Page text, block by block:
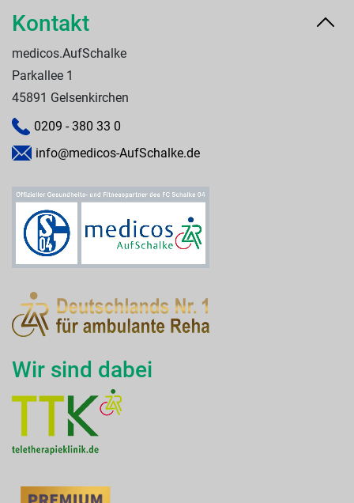
Wir sind dabei
Kontakt
medicos.AufSchalke
Parkallee 1
45891 Gelsenkirchen
0209 - 380 33 0
info@medicos-AufSchalke.de